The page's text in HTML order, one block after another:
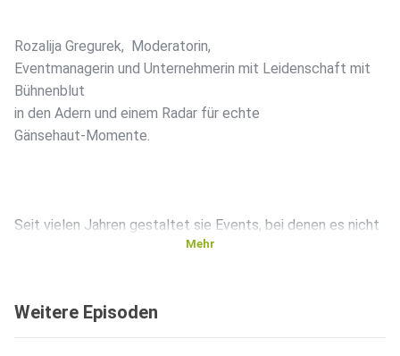
Rozalija Gregurek, Moderatorin,
Eventmanagerin und Unternehmerin mit Leidenschaft mit
Bühnenblut
in den Adern und einem Radar für echte
Gänsehaut-Momente.
Seit vielen Jahren gestaltet sie Events, bei denen es nicht
der Menschen hinter den Kulissen und vor der Bühne.
Mehr
Weitere Episoden